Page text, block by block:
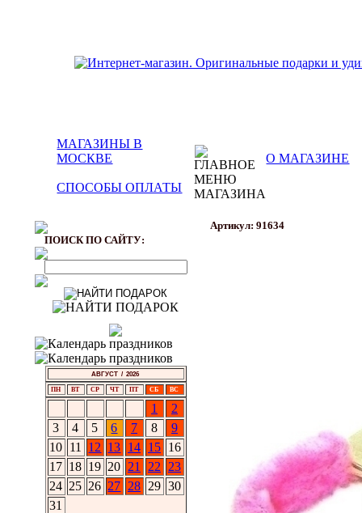
МАГАЗИНЫ В
МОСКВЕ
О МАГАЗИНЕ
СПОСОБЫ ОПЛАТЫ
ПОИСК ПО САЙТУ:
АВГУСТ / 2026
ПН ВТ СР ЧТ ПТ СБ ВС
1
2
3
4 5 6 7 8
9
10 11 12 13 14 15 16
17 18 19 20 21 22
23
24 25 26 27 28 29 30
31
Артикул: 91634